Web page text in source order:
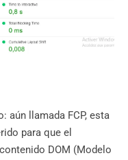
aún llamada FCP, esta
para que el
DOM (Modelo